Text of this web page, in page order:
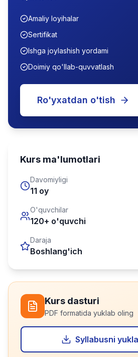
Amaliy loyihalar
Sertifikat
Ishga joylashish yordami
Doimiy qo'llab-quvvatlash
Ro'yxatdan o'tish
Kurs ma'lumotlari
Davomiyligi
11 oy
O'quvchilar
120+ o'quvchi
Daraja
Boshlang'ich
Kurs dasturi
PDF formatida yuklab oling
Syllabusni